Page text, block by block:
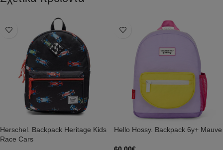
Herschel. Backpack Heritage Kids
Race Cars
Hello Hossy. Backpack 6y+ Mauve